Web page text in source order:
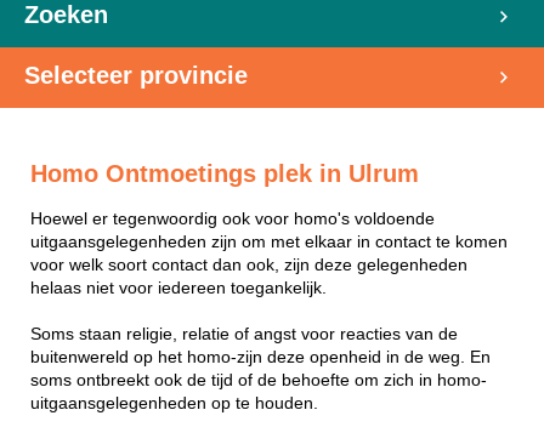
Zoeken
Selecteer provincie
Homo Ontmoetings plek in Ulrum
Hoewel er tegenwoordig ook voor homo's voldoende
uitgaansgelegenheden zijn om met elkaar in contact te komen
voor welk soort contact dan ook, zijn deze gelegenheden
helaas niet voor iedereen toegankelijk.
Soms staan religie, relatie of angst voor reacties van de
buitenwereld op het homo-zijn deze openheid in de weg. En
soms ontbreekt ook de tijd of de behoefte om zich in homo-
uitgaansgelegenheden op te houden.